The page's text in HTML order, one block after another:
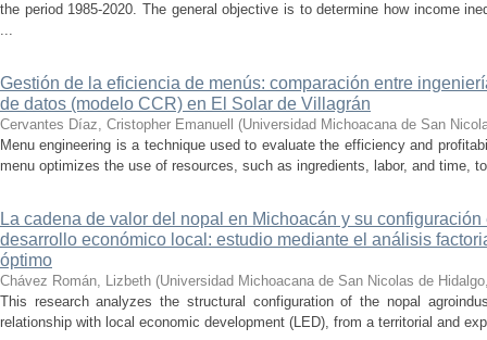
the period 1985-2020. The general objective is to determine how income
...
Gestión de la eficiencia de menús: comparación entre
de datos (modelo CCR) en El Solar de Villagrán
Cervantes Díaz, Cristopher Emanuell (Universidad Michoacana de San
Menu engineering is a technique used to evaluate the efficiency and
menu optimizes the use of resources, such as ingredients, labor, and time,
La cadena de valor del nopal en Michoacán y su
desarrollo económico local: estudio mediante el análisis
óptimo
Chávez Román, Lizbeth (Universidad Michoacana de San Nicolas de Hidalgo
This research analyzes the structural configuration of the nopal
relationship with local economic development (LED), from a territorial and